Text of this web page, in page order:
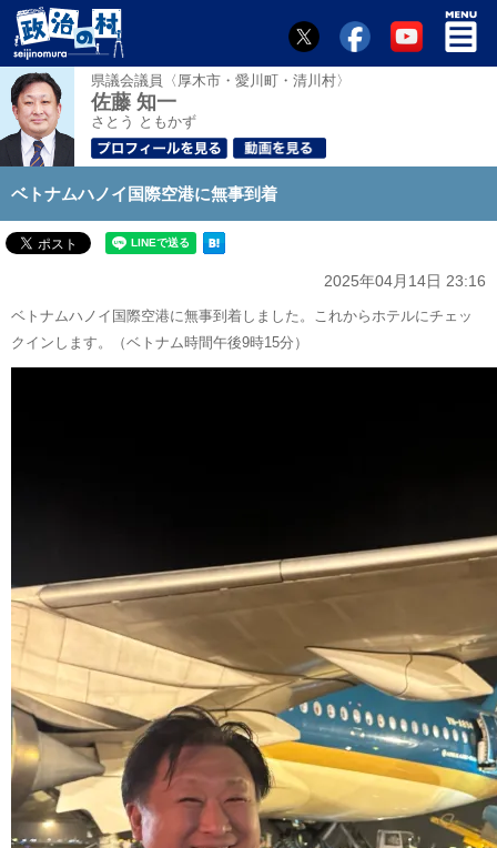
県議会議員〈厚木市・愛川町・清川村〉
佐藤 知一
さとう ともかず
ベトナムハノイ国際空港に無事到着
2025年04月14日 23:16
ベトナムハノイ国際空港に無事到着しました。これからホテルにチェッ
クインします。（ベトナム時間午後9時15分）